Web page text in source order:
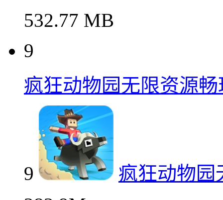
532.77 MB
9
疯狂动物园无限资源畅
9
疯狂动物园